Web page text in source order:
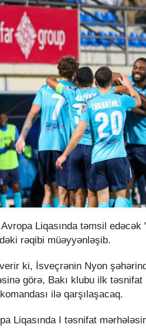
Liqasında təmsil edəcək
rəqibi müəyyənləşib.
ki, İsveçrənin Nyon
görə, Bakı klubu ilk
ilə qarşılaşacaq.
Liqasında I təsnifat